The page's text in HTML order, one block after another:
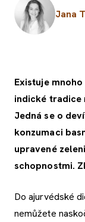
Jana
Existuje
indické tradice
Jedná se o
konzumaci
upravené
schopnostmi.
Do ajurvédské
nemůžete